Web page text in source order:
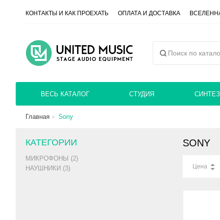
КОНТАКТЫ И КАК ПРОЕХАТЬ ОПЛАТА И ДОСТАВКА
ВЕСЬ КАТАЛОГ СТУДИЯ
Главная Sony
КАТЕГОРИИ
МИКРОФОНЫ (2)
НАУШНИКИ (3)
SONY
Цена